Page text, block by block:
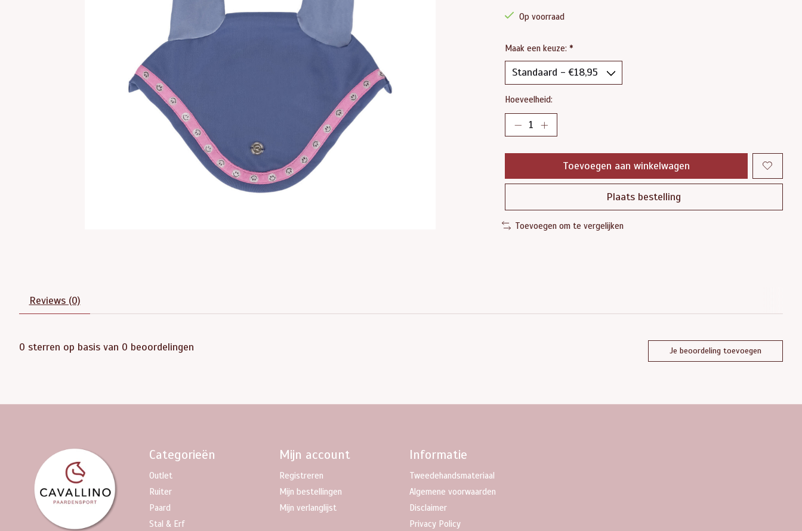
Op voorraad
Maak een keuze: *
Hoeveelheid:
Toevoegen aan winkelwagen
Plaats bestelling
Toevoegen om te vergelijken
Reviews (0)
0 sterren op basis van 0 beoordelingen Je beoordeling toevoegen
Categorieën
Outlet
Ruiter
Paard
Stal & Erf
Mijn account
Registreren
Mijn bestellingen
Mijn verlanglijst
Informatie
Tweedehandsmateriaal
Algemene voorwaarden
Disclaimer
Privacy Policy